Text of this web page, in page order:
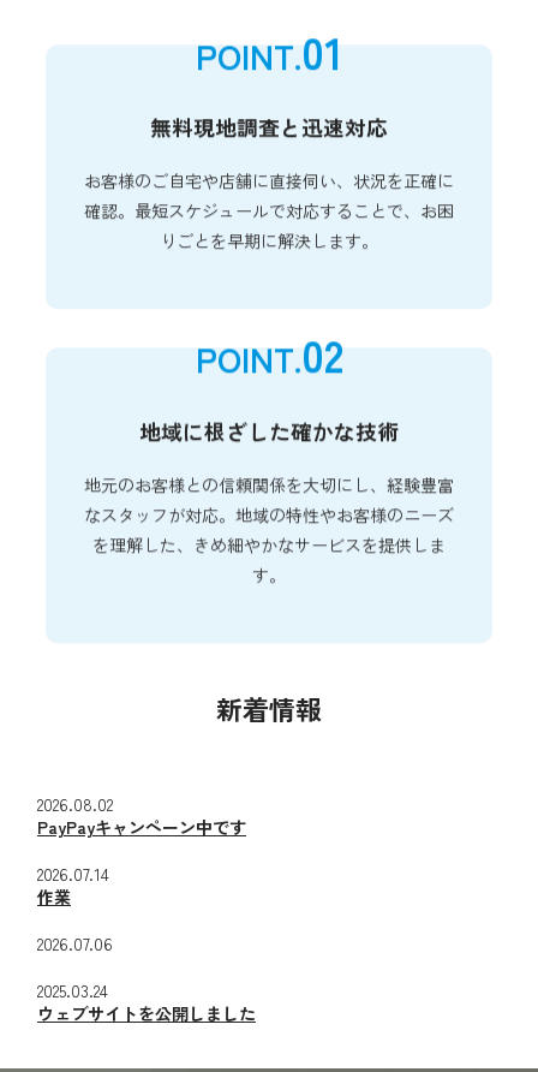
POINT.01
無料現地調査と迅速対応
お客様のご自宅や店舗に直接伺い、状況を正確に
確認。最短スケジュールで対応することで、お困
りごとを早期に解決します。
POINT.02
地域に根ざした確かな技術
地元のお客様との信頼関係を大切にし、経験豊富
なスタッフが対応。地域の特性やお客様のニーズ
を理解した、きめ細やかなサービスを提供しま
す。
新着情報
PayPayキャンペーン中です
2026.08.02
作業
2026.07.14
2026.07.06
ウェブサイトを公開しました
2025.03.24